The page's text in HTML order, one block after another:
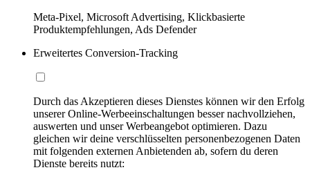
Meta-Pixel, Microsoft Advertising, Klickbasierte
Produktempfehlungen, Ads Defender
Erweitertes Conversion-Tracking
Durch das Akzeptieren dieses Dienstes können wir den Erfolg
unserer Online-Werbeeinschaltungen besser nachvollziehen,
auswerten und unser Werbeangebot optimieren. Dazu
gleichen wir deine verschlüsselten personenbezogenen Daten
mit folgenden externen Anbietenden ab, sofern du deren
Dienste bereits nutzt: